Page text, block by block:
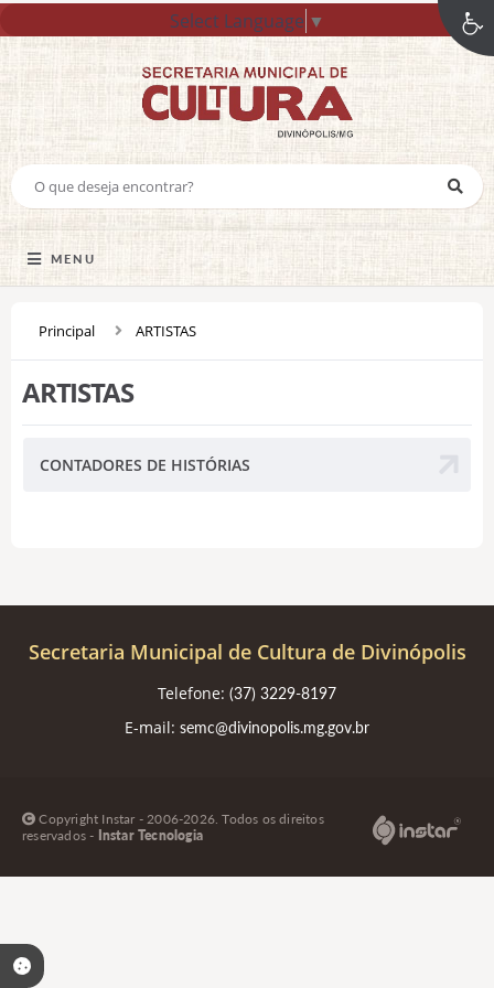
Select Language ▼
MENU
Principal ARTISTAS
ARTISTAS
CONTADORES DE HISTÓRIAS
Secretaria Municipal de Cultura de Divinópolis
Telefone: (37) 3229-8197
E-mail: semc@divinopolis.mg.gov.br
Copyright Instar - 2006-2026. Todos os direitos
reservados - Instar Tecnologia